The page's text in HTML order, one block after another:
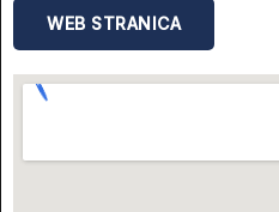
WEB STRANICA